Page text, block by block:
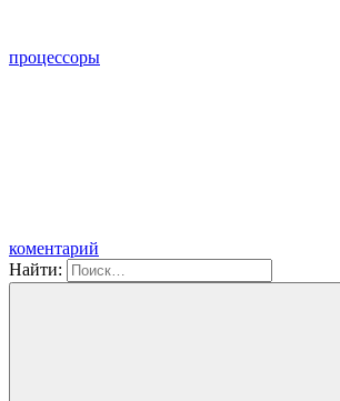
процессоры
коментарий
Найти: